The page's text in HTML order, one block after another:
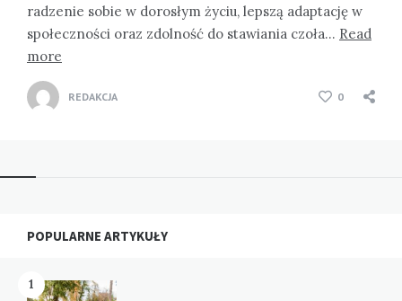
radzenie sobie w dorosłym życiu, lepszą adaptację w
społeczności oraz zdolność do stawiania czoła… Read
more
REDAKCJA 0
Widgets
POPULARNE ARTYKUŁY
1